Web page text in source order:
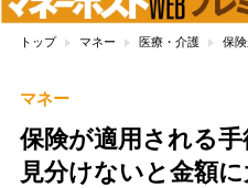
トップ マネー 医療・介護 保
マネー
保険が適用される手
見分けないと金額